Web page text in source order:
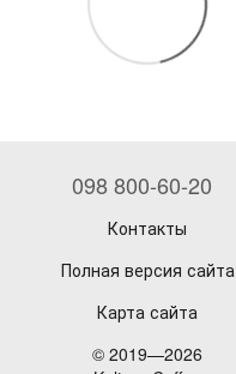
098 800-60-20
Контакты
Полная версия сайта
Карта сайта
© 2019—2026